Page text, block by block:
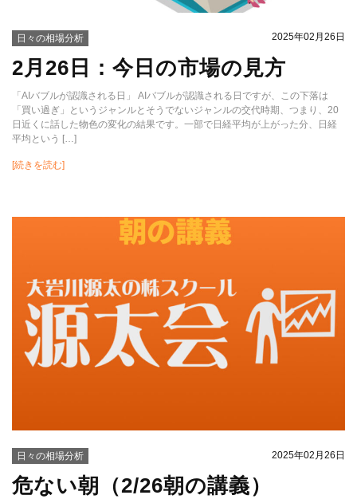
日々の相場分析 2025年02月26日
2月26日：今日の市場の見方
「AIバブルが認識される日」 AIバブルが認識される日ですが、この下落は
「買い過ぎ」というジャンルとそうでないジャンルの交代時期、つまり、20
日近くに話した物色の変化の結果です。一部で日経平均が上がった分、日経
平均という […]
[続きを読む]
日々の相場分析 2025年02月26日
危ない朝（2/26朝の講義）